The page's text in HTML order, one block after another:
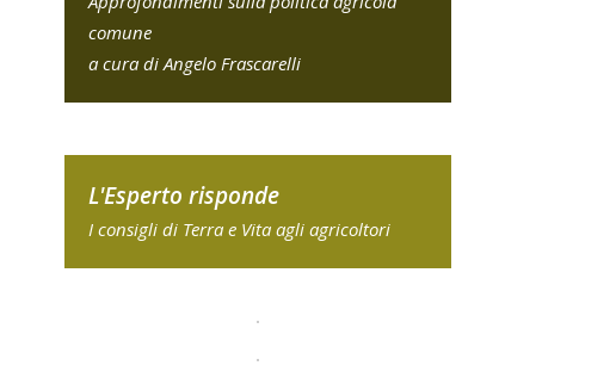
comune
a cura di Angelo Frascarelli
L'Esperto risponde
I consigli di Terra e Vita agli agricoltori